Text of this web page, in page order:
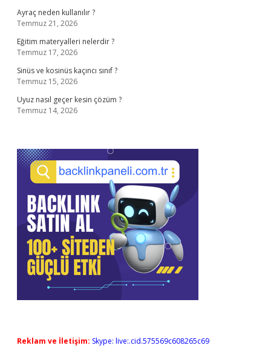
Ayraç neden kullanılır ?
Temmuz 21, 2026
Eğitim materyalleri nelerdir ?
Temmuz 17, 2026
Sinüs ve kosinüs kaçıncı sınıf ?
Temmuz 15, 2026
Uyuz nasıl geçer kesin çözüm ?
Temmuz 14, 2026
Reklam ve İletişim: Skype: live:.cid.575569c608265c69